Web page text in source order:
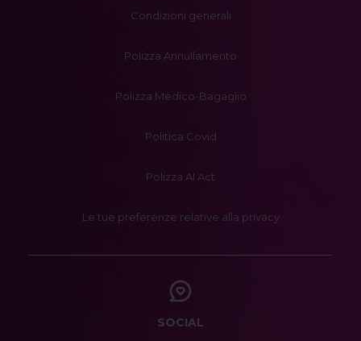
Condizioni generali
Polizza Annullamento
Polizza Medico-Bagaglio
Politica Covid
Polizza AI Act
Le tue preferenze relative alla privacy
SOCIAL